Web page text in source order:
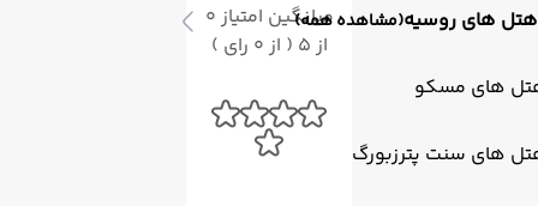
هتل های روسیه(مشاهده همه)
های مسکو
های سنت پترزبورگ
میانگین امتیاز 0
از 5 ( از 0 رای )